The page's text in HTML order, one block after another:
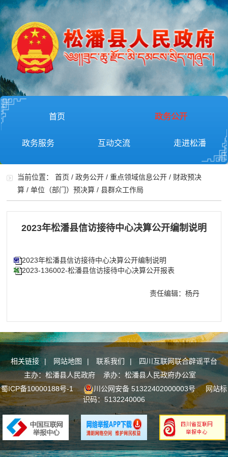
首页 政务公开
政务服务 互动交流 走进松潘
当前位置：首页 /政务公开 /重点领域信息公开 / 财政预决
算 /单位（部门）预决算 /县群众工作局
2023年松潘县信访接待中心决算公开编制说明
2023年松潘县信访接待中心决算公开编制说明
2023-136002-松潘县信访接待中心决算公开报表
责任编辑：杨丹
相关链接 | 网站地图 | 联系我们 |
四川互联网联合辟谣平台
主办：松潘县人民政府 承办：松潘县人民政府办公室
蜀ICP备10000188号-1
川公网安备 51322402000003号网站标
识码：5132240006